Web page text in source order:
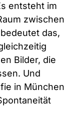
entsteht im
zwischen
das,
Bilder, die
Und
in München